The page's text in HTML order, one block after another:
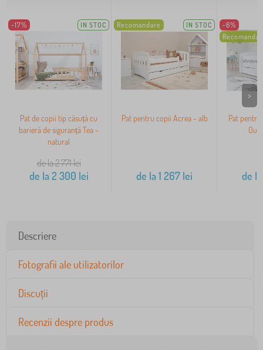
-17% IN STOC
Pat de copii tip căsuță cu
barieră de siguranță Tea -
natural
de la 2 771lei
de la2 300 lei
Recomandare IN STOC
Pat pentru copii Acrea - alb
de la1 267 lei
-6%
Pat
de la
>
Descriere
Fotografii ale utilizatorilor
Discuții
Recenzii despre produs